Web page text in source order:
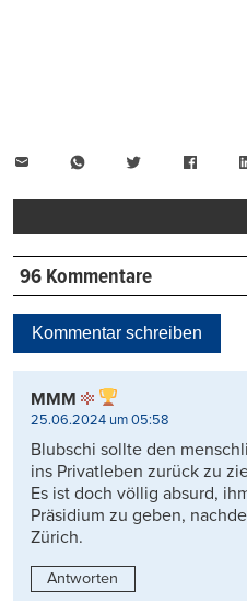
WhatsAppTwitter
96 Kommentare
Kommentar schreiben
MMM
25.06.2024 um 05:58
Blubschi sollte den
ins Privatleben zurück zu
Es ist doch völlig absurd,
Präsidium zu geben,
Zürich.
Antworten